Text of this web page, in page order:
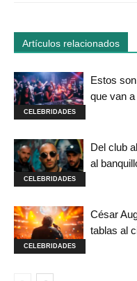
Artículos relacionados
CELEBRIDADES
Estos
que van
CELEBRIDADES
Del club
al
CELEBRIDADES
César
tablas al